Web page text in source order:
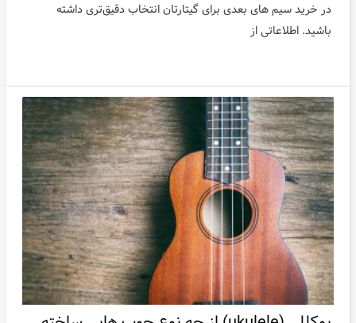
در خرید سیم های بعدی برای گیتارتان انتخاب دقیق‌تری داشته
باشید. اطلاعاتی از